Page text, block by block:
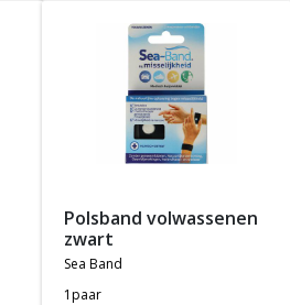
polsband volwassenen
zwart
sea band
1paar